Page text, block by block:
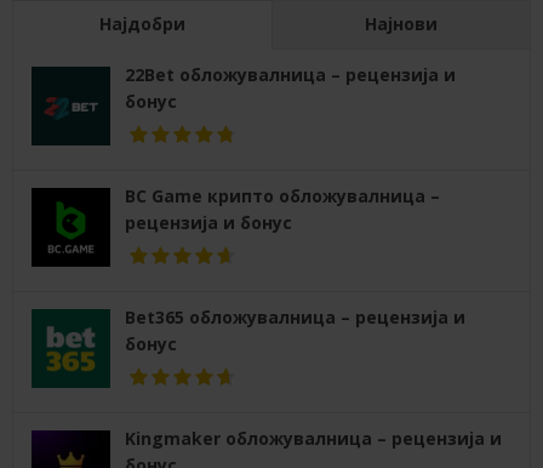
Најдобри Најнови
22Bet обложувалница – рецензија и
бонус
BC Game крипто обложувалница –
рецензија и бонус
Bet365 обложувалница – рецензија и
бонус
Kingmaker обложувалница – рецензија и